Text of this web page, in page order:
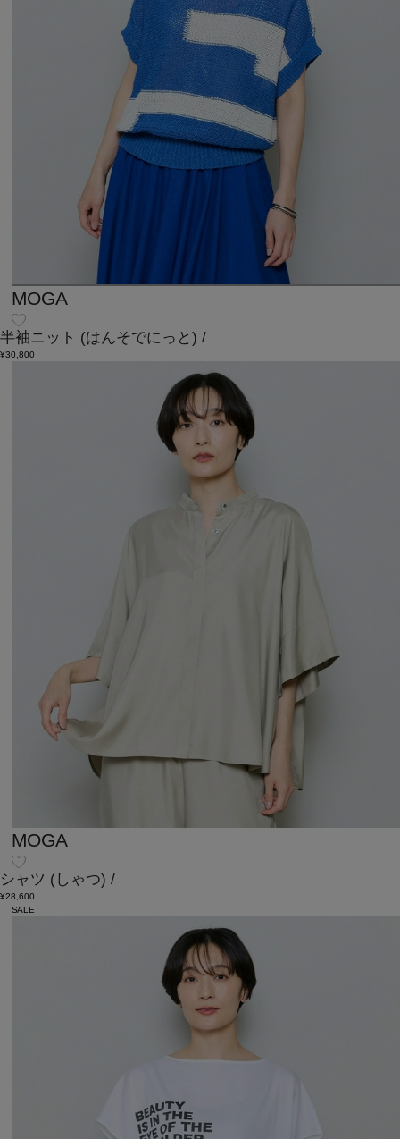
MOGA
半袖ニット (はんそでにっと) /
¥30,800
MOGA
シャツ (しゃつ) /
¥28,600
SALE